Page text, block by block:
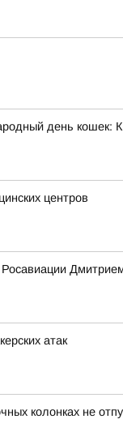
день кошек:
центров
Росавиации
атак
колонках не